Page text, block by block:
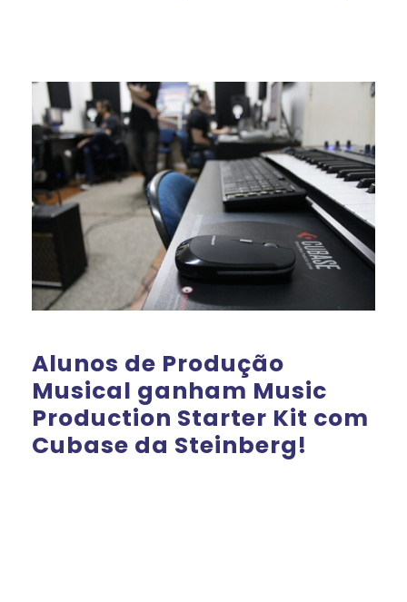
Alunos de Produção
Musical ganham Music
Production Starter Kit com
Cubase da Steinberg!